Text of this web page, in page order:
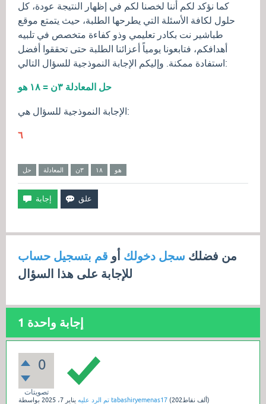
كما نؤكد لكم أننا لخصنا لكم في إظهار النتيجة عودة، كل
حلول لكافة الأسئلة التي يطرحها الطلبة، حيث يتمتع موقع
طباشير نت بكادر تعليمي وذو كفاءة متخصص في تلبيه
أهدافكم، فتابعونا يومياً أعزائنا الطلبة حتى تحققوا أفضل
استفادة ممكنة. وإليكم الإجابة النموذجية للسؤال التالي:
حل المعادلة ٣ن = ١٨ هو
الإجابة النموذجية للسؤال هي:
٦
حل المعادلة ٣ن ١٨ هو
من فضلك سجل دخولك أو قم بتسجيل حساب
للإجابة على هذا السؤال
1 إجابة واحدة
0
تصويتات
تم الرد عليه يناير 7، 2025 tabashiryemenas17 ( 202ألفنقاط)